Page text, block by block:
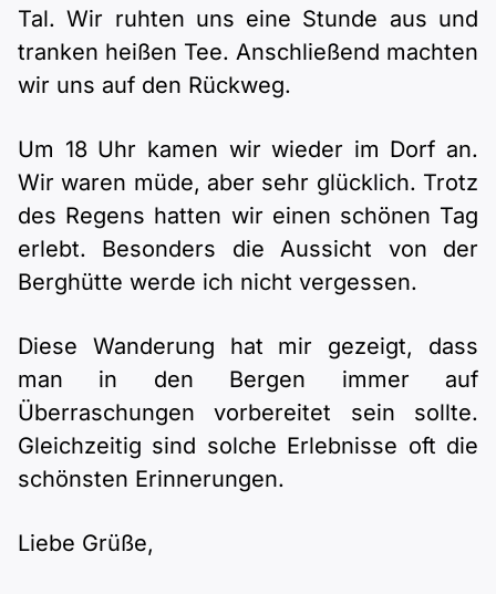
Tal. Wir ruhten uns eine Stunde aus und
tranken heißen Tee. Anschließend machten
wir uns auf den Rückweg.
Um 18 Uhr kamen wir wieder im Dorf an.
Wir waren müde, aber sehr glücklich. Trotz
des Regens hatten wir einen schönen Tag
erlebt. Besonders die Aussicht von der
Berghütte werde ich nicht vergessen.
Diese Wanderung hat mir gezeigt, dass
man in den Bergen immer auf
Überraschungen vorbereitet sein sollte.
Gleichzeitig sind solche Erlebnisse oft die
schönsten Erinnerungen.
Liebe Grüße,